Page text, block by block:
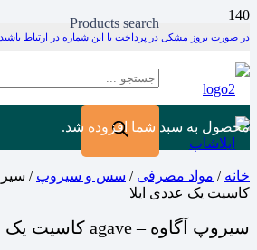
در صورت بروز مشکل در پرداخت با این شماره در ارتباط باشید 09199797956
Products search
محصول به سبد شما افزوده شد.
خانه / مواد مصرفی / سس و سیروپ
کاسیت یک عددی ایلا
سیروپ آگاوه – agave کاسیت یک عددی ایلا